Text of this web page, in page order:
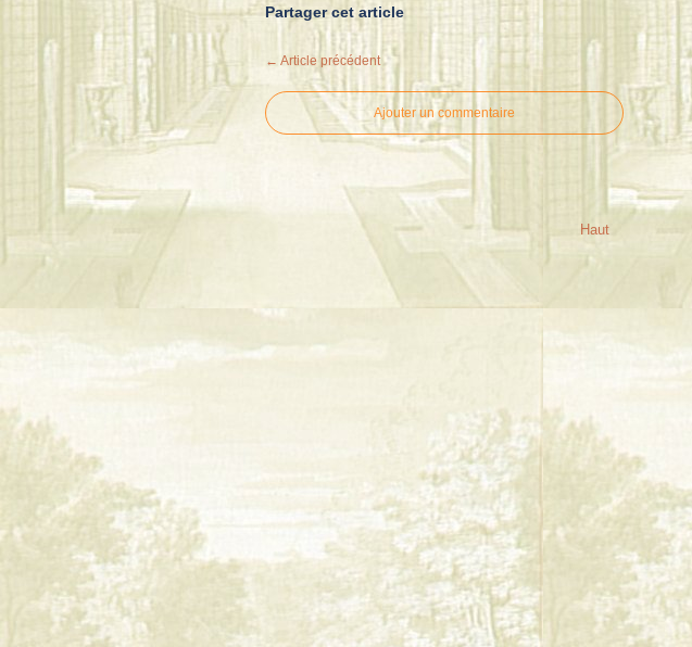
Partager cet article
← Article précédent
Ajouter un commentaire
Haut